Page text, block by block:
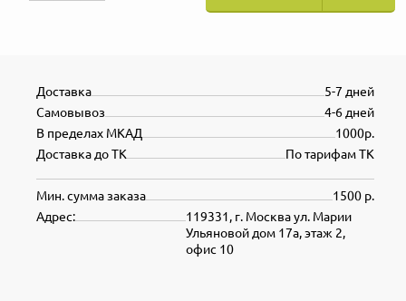
5-7 дней
Доставка
4-6 дней
Самовывоз
1000р.
В пределах МКАД
По тарифам ТК
Доставка до ТК
1500 р.
Мин. сумма заказа
119331, г. Москва ул. Марии
Ульяновой дом 17а, этаж 2,
офис 10
Адрес: